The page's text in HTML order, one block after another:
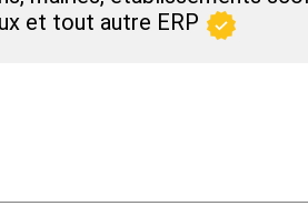
et tout autre ERP